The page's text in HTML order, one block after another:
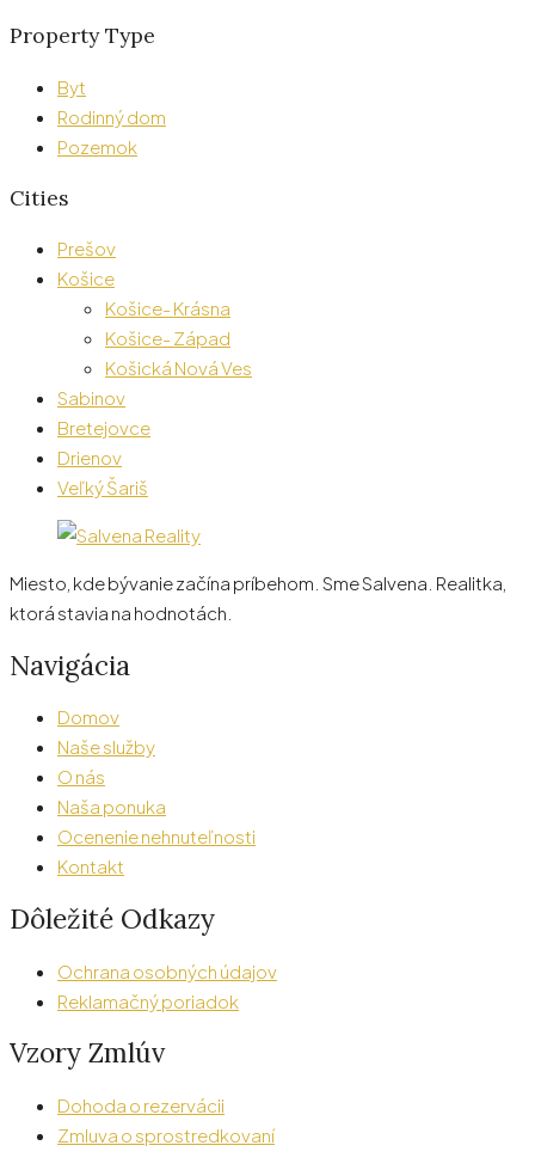
Property Type
Byt
Rodinný dom
Pozemok
Cities
Prešov
Košice
Košice- Krásna
Košice- Západ
Košická Nová Ves
Sabinov
Bretejovce
Drienov
Veľký Šariš
Miesto, kde bývanie začína príbehom. Sme Salvena. Realitka,
ktorá stavia na hodnotách.
Navigácia
Domov
Naše služby
O nás
Naša ponuka
Ocenenie nehnuteľnosti
Kontakt
Dôležité Odkazy
Ochrana osobných údajov
Reklamačný poriadok
Vzory Zmlúv
Dohoda o rezervácii
Zmluva o sprostredkovaní